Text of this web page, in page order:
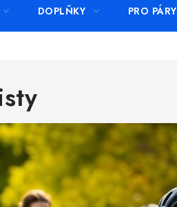
DOPLŇKY PRO PÁRY